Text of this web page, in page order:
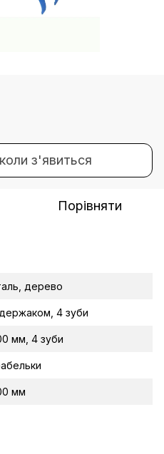
з'явиться
Порівняти
дерево
4 зуби
мм, 4 зуби
мм